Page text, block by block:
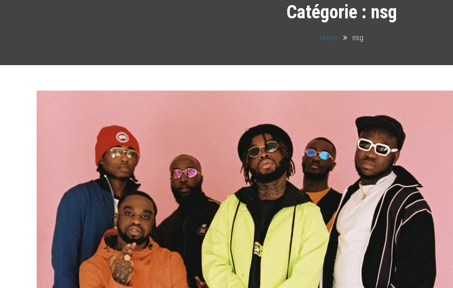
Catégorie : nsg
Home nsg